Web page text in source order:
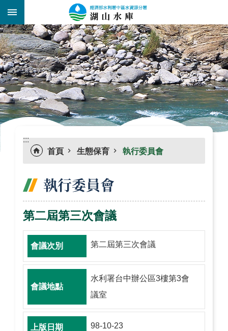
跳到主要內容區塊
::: _
:::
首頁
生態保育 執行委員會
執行委員會
第二屆第三次會議
第二屆第三次會議
水利署台中辦公區3樓第3會
議室
98-10-23